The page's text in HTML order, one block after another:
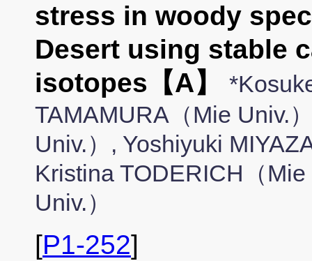
stress in woody
Desert using stable
isotopes【A】
TAMAMURA（Mie Univ.
Univ.）, Yoshiyuki
Kristina TODERICH（
Univ.）
[P1-252]